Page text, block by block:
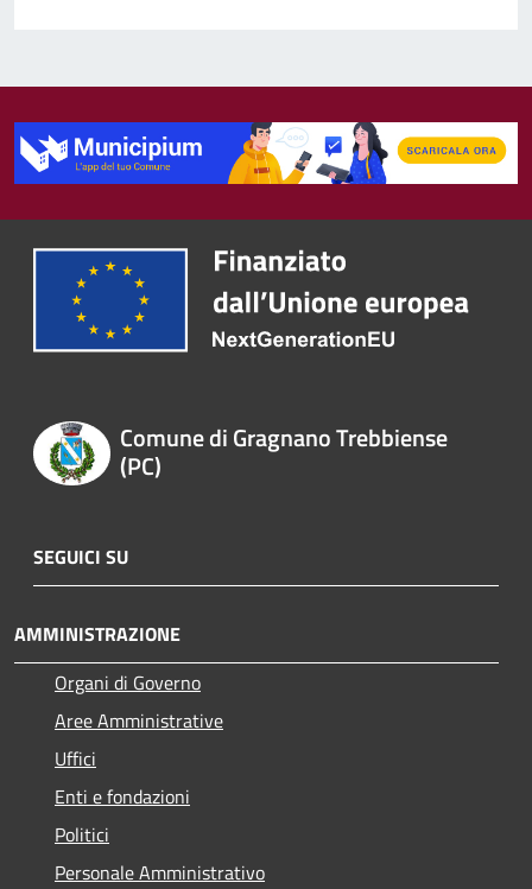
Comune di Gragnano Trebbiense
(PC)
SEGUICI SU
AMMINISTRAZIONE
Organi di Governo
Aree Amministrative
Uffici
Enti e fondazioni
Politici
Personale Amministrativo